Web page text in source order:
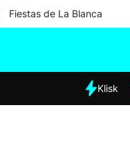
Fiestas de La Blanca
Klisk